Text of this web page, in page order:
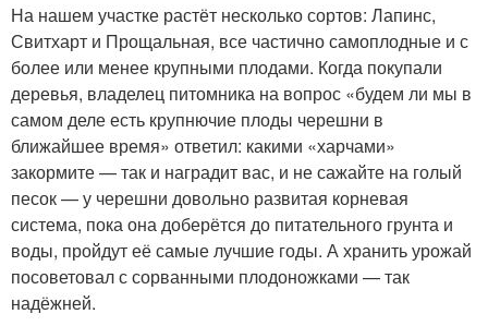
На нашем участке растёт несколько сортов: Лапинс,
Свитхарт и Прощальная, все частично самоплодные и с
более или менее крупными плодами. Когда покупали
деревья, владелец питомника на вопрос «будем ли мы в
самом деле есть крупнючие плоды черешни в
ближайшее время» ответил: какими «харчами»
закормите — так и наградит вас, и не сажайте на голый
песок — у черешни довольно развитая корневая
система, пока она доберётся до питательного грунта и
воды, пройдут её самые лучшие годы. А хранить урожай
посоветовал с сорванными плодоножками — так
надёжней.